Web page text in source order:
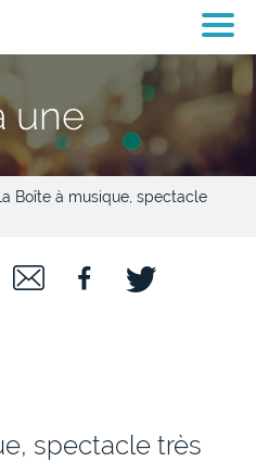
une
La Boîte à musique, spectacle
spectacle très